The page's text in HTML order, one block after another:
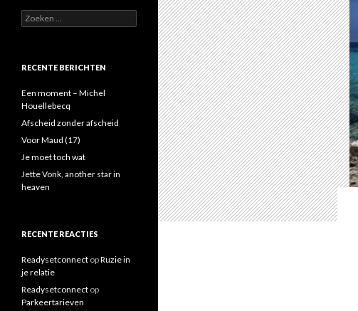
Z
o
e
n
a
a
:
RECENTE BERICHTEN
Een moment – Michel
Houellebecq
Afscheid zonder afscheid
Voor Maud (17)
Je moet toch wat
Jette Vonk, another star in
heaven
RECENTE REACTIES
Readysetconnect opRuzie in
je relatie
Readysetconnect op
Parkeertarieven